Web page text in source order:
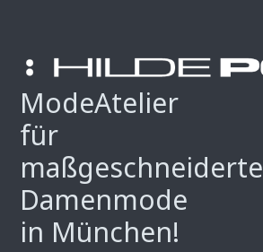
ModeAtelier
für
maßgeschneiderte
Damenmode
in München!